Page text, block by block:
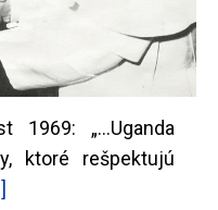
1969: „...Uganda
ktoré rešpektujú